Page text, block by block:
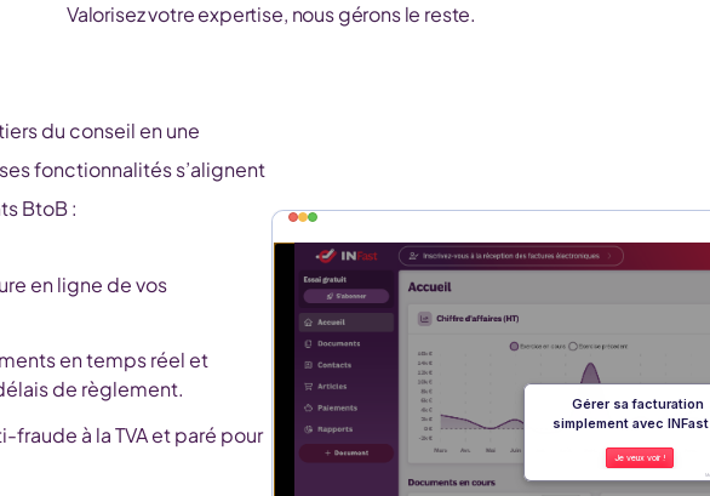
Valorisez votre expertise, nous gérons le reste.
du conseil en une
fonctionnalités s’alignent
BtoB :
en ligne de vos
en temps réel et
de règlement.
à la TVA et paré pour